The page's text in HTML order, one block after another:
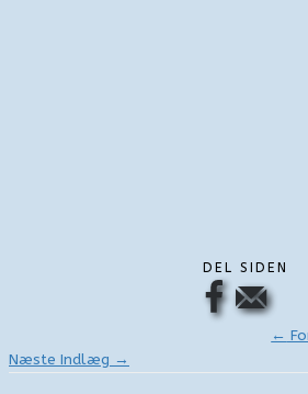
DEL SIDEN
←
Næste Indlæg →